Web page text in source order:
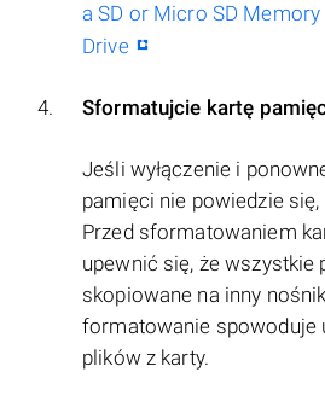
a SD or Micro SD Memory
Drive
Sformatujcie kartę
Jeśli wyłączenie i
pamięci nie powiedzie
Przed sformatowaniem
upewnić się, że wszystkie
skopiowane na inny
formatowanie spowoduje
plików z karty.